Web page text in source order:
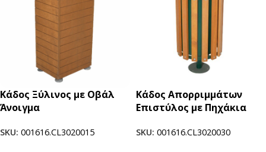
Κάδος Ξύλινος με Οβάλ
Άνοιγμα
SKU: 001616.CL3020015
Κάδος Απορριμμάτων
Επιστύλος με Πηχάκια
SKU: 001616.CL3020030